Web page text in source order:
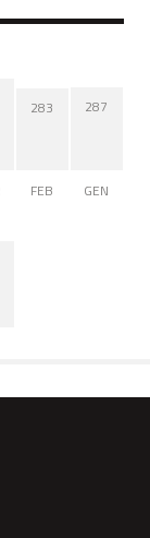
283
FEB
287
GEN